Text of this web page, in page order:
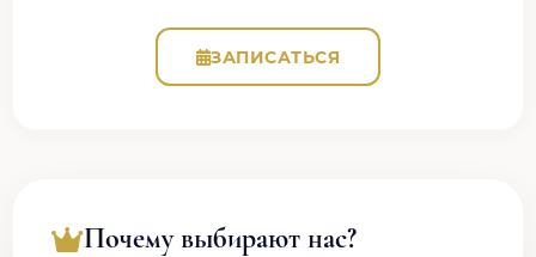
ЗАПИСАТЬСЯ
Почему выбирают нас?